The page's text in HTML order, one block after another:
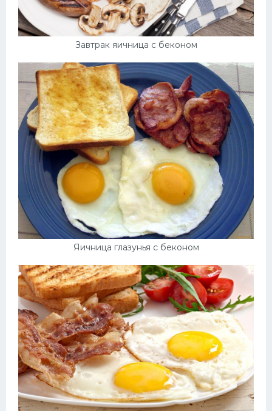
Завтрак яичница с беконом
Яичница глазунья с беконом